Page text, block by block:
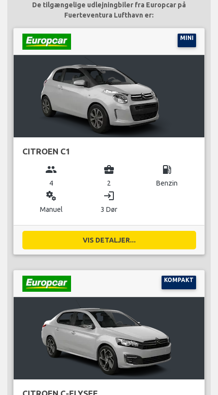
De tilgængelige udlejningbiler fra Europcar på
Fuerteventura Lufthavn er:
MINI
CITROEN C1
group
4
business_center
2
local_gas_station
Benzin
miscellaneous_services
Manuel
login
3 Dør
VIS DETALJER...
KOMPAKT
CITROEN C-ELYSEE